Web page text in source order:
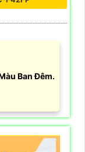
Ban Đêm.